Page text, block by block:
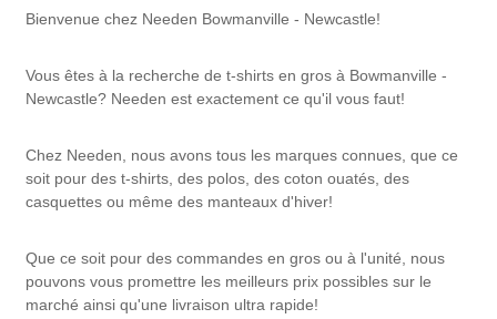
Bienvenue chez Needen Bowmanville - Newcastle!
Vous êtes à la recherche de t-shirts en gros à Bowmanville -
Newcastle? Needen est exactement ce qu'il vous faut!
Chez Needen, nous avons tous les marques connues, que ce
soit pour des t-shirts, des polos, des coton ouatés, des
casquettes ou même des manteaux d'hiver!
Que ce soit pour des commandes en gros ou à l'unité, nous
pouvons vous promettre les meilleurs prix possibles sur le
marché ainsi qu'une livraison ultra rapide!